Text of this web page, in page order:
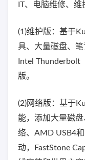
IT、电脑维修、维
(1)维护版：基于
具、大量磁盘、
Intel Thunderbolt
版。
(2)网络版：基于
能，添加大量磁
络、AMD USB4
动，FastStone